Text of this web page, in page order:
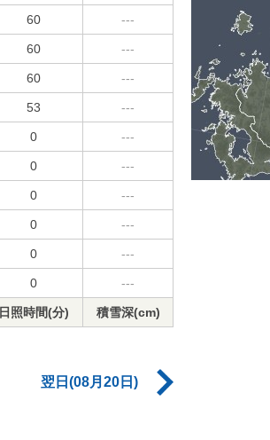
60 ---
60 ---
60 ---
53 ---
0 ---
0 ---
0 ---
0 ---
0 ---
0 ---
日照時間(分) 積雪深(cm)
翌日(08月20日)